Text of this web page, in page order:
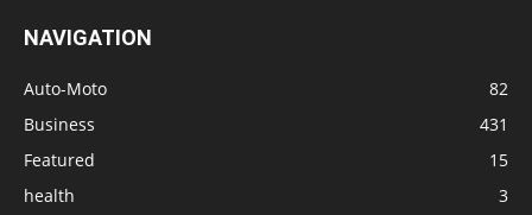
NAVIGATION
Auto-Moto
82
Business
431
Featured
15
health
3